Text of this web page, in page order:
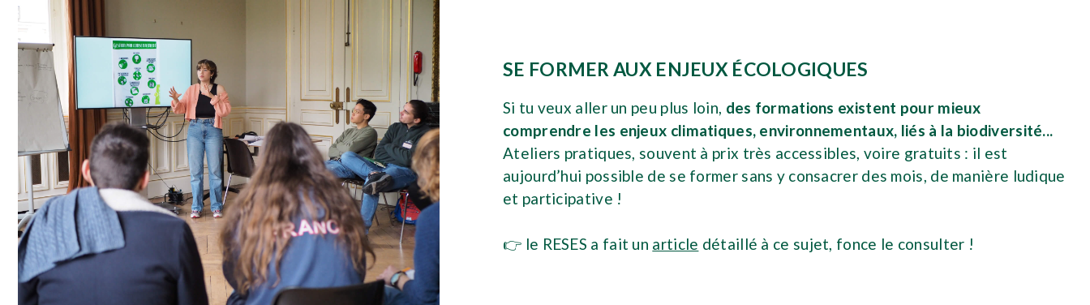
SE FORMER AUX ENJEUX ÉCOLOGIQUES
Si tu veux aller un peu plus loin, des formations existent pour mieux
comprendre les enjeux climatiques, environnementaux, liés à la biodiversité...
Ateliers pratiques, souvent à prix très accessibles, voire gratuits : il est
aujourd’hui possible de se former sans y consacrer des mois, de manière ludique
et participative !
👉 le RESES a fait un article détaillé à ce sujet, fonce le consulter !